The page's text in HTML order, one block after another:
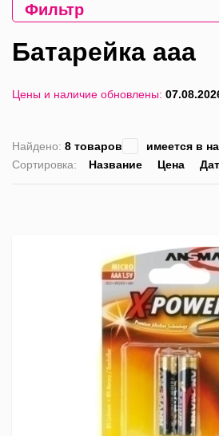
Фильтр
Батарейка ааа
Цены и наличие обновлены:
Найдено: 8 товаров
имеется в
Сортировка:
Название Цена